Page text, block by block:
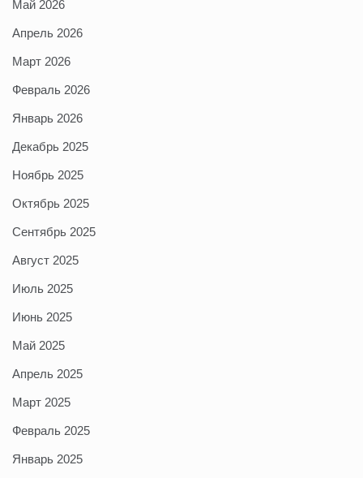
Май 2026
Апрель 2026
Март 2026
Февраль 2026
Январь 2026
Декабрь 2025
Ноябрь 2025
Октябрь 2025
Сентябрь 2025
Август 2025
Июль 2025
Июнь 2025
Май 2025
Апрель 2025
Март 2025
Февраль 2025
Январь 2025